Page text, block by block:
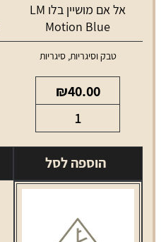
אל אם מושיין בלו LM
Motion Blue
טבק וסיגריות,סיגריות
₪40.00
של
אל
מושיין
הוספה לסל